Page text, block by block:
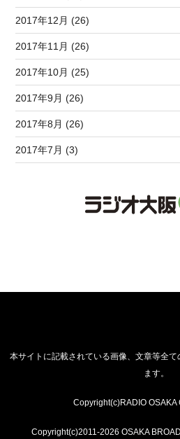
2017年12月 (26)
2017年11月 (26)
2017年10月 (25)
2017年9月 (26)
2017年8月 (26)
2017年7月 (3)
本サイトに記載されている画像、文章等全
ます。
Copyright(c)RADIO OSAKA
Copyright(c)2011-2026 OSAKA